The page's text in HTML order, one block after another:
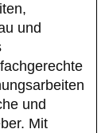
und
und
Mit